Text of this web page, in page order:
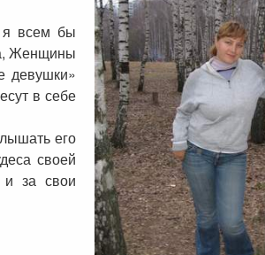
я всем бы
Женщины
девушки»
в себе
его
своей
и за свои